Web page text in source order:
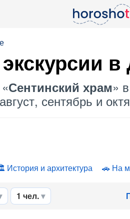
экскурсии
Сентинский храм»
сентябрь и
История и архитектура На
1 чел.